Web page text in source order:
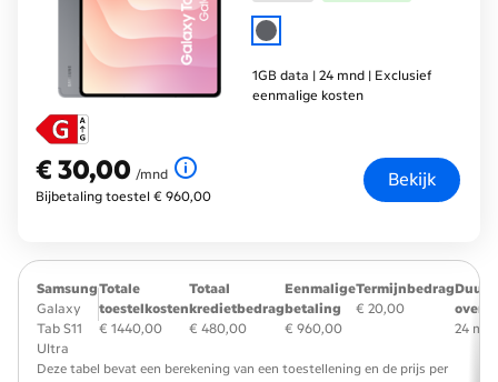
1GB data | 24 mnd | Exclusief
eenmalige kosten
€ 30,00
€ 30,00
per maand
/mnd
Bijbetaling toestel € 960,00
Bekijk
Samsung
Galaxy
Tab S11
Ultra
Totale
toestelkosten
€ 1440,00
Totaal
kredietbedrag
€ 480,00
Eenmalige
betaling
€ 960,00
Termijnbedrag
€ 20,00
Duur
24
Deze tabel bevat een berekening van een toestellening en de prijs per